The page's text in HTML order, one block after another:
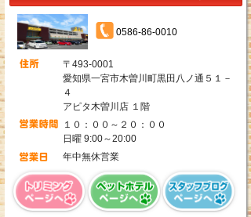
0586-86-0010
〒493-0001
愛知県一宮市木曽川町黒田八ノ通５１－
４
アピタ木曽川店 １階
１０：００～２０：００
日曜 9:00～20:00
年中無休営業